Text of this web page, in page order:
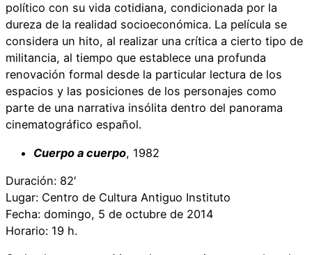
político con su vida cotidiana, condicionada por la
dureza de la realidad socioeconómica. La película se
considera un hito, al realizar una crítica a cierto tipo de
militancia, al tiempo que establece una profunda
renovación formal desde la particular lectura de los
espacios y las posiciones de los personajes como
parte de una narrativa insólita dentro del panorama
cinematográfico español.
Cuerpo a cuerpo, 1982
Duración: 82′
Lugar: Centro de Cultura Antiguo Instituto
Fecha: domingo, 5 de octubre de 2014
Horario: 19 h.